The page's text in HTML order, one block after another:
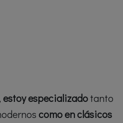
estoy especializadotanto
como en clásicos